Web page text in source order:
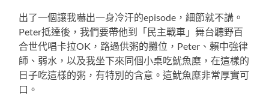
出了一個讓我嚇出一身冷汗的episode，細節就不講。
Peter抵達後，我們要帶他到「民主戰車」舞台聽野百
合世代唱卡拉OK，路過供粥的攤位，Peter、賴中強律
師、弱水，以及我坐下來同個小桌吃魷魚糜，在這樣的
日子吃這樣的粥，有特別的含意。這魷魚糜非常厚實可
口。